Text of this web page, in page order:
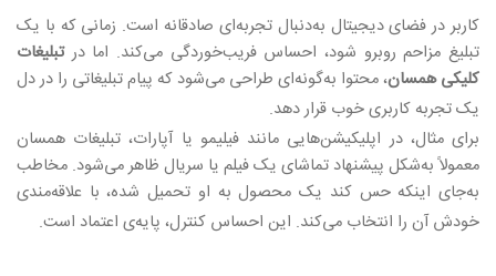
کاربر در فضای دیجیتال به‌دنبال تجربه‌ای صادقانه است. زمانی که با یک
تبلیغ مزاحم روبرو شود، احساس فریب‌خوردگی می‌کند. اما درتبلیغات
کلیکی همسان، محتوا به‌گونه‌ای طراحی می‌شود که پیام تبلیغاتی را در دل
یک تجربه کاربری خوب قرار دهد.
برای مثال، در اپلیکیشن‌هایی مانند فیلیمو یا آپارات، تبلیغات همسان
معمولاً به‌شکل پیشنهاد تماشای یک فیلم یا سریال ظاهر می‌شود. مخاطب
به‌جای اینکه حس کند یک محصول به او تحمیل شده، با علاقه‌مندی
خودش آن را انتخاب می‌کند. این احساس کنترل، پایه‌ی اعتماد است.